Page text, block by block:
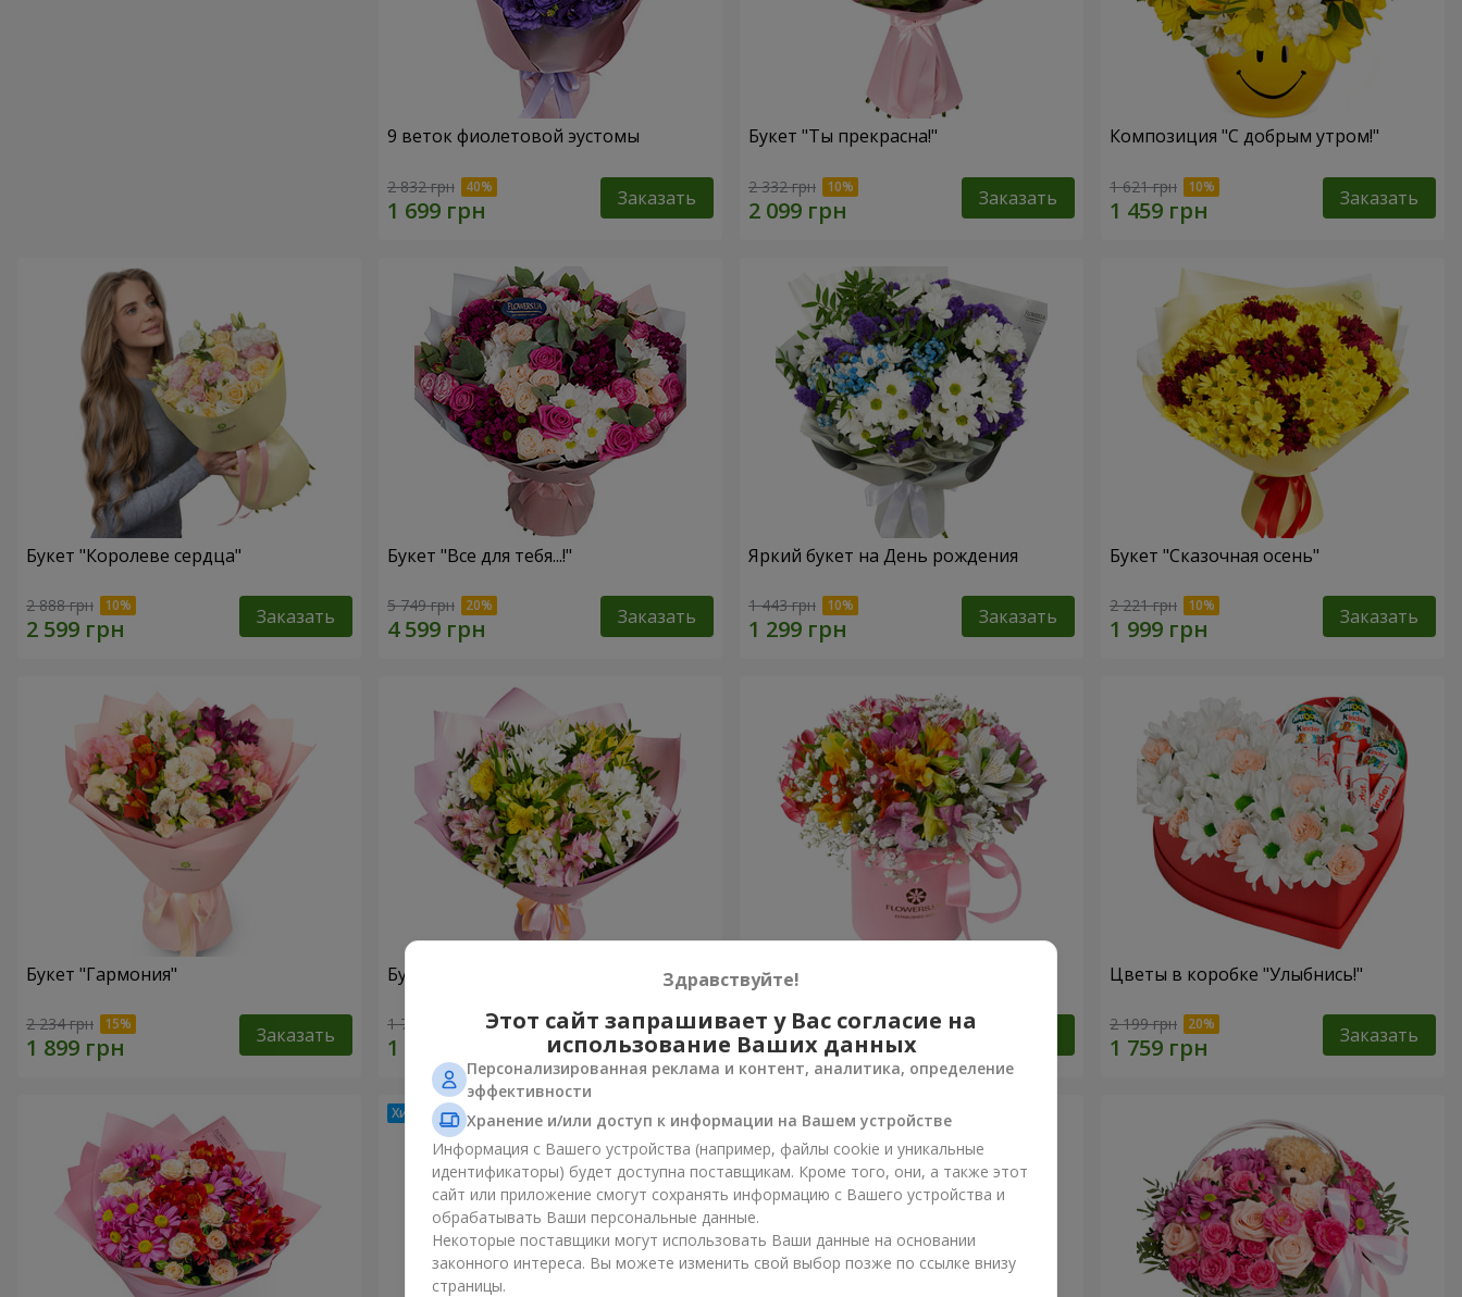
9 веток фиолетовой эустомы
2 832 грн Заказать
Букет "Ты прекрасна!"
2 332 грн Заказать
Композиция "С добрым утром!"
1 621 грн Заказать
Букет "Королеве сердца"
2 888 грн Заказать
Букет "Все для тебя...!"
5 749 грн Заказать
Яркий букет на День рождения
1 443 грн Заказать
Букет "Сказочная осень"
2 221 грн Заказать
Букет "Гармония"
2 234 грн Заказать
Букет цветов "Чудесное настроение"
1 732 грн Заказать
Цветы в коробке "Яркая фантазия"
2 305 грн
Цветы в коробке "Улыбнись!"
2 199 грн Заказать
Здравствуйте!
Этот сайт запрашивает у Вас согласие на
использование Ваших данных
Персонализированная реклама и контент, аналитика, определение
эффективности
Хранение и/или доступ к информации на Вашем устройстве
Информация с Вашего устройства (например, файлы cookie и уникальные
идентификаторы) будет доступна поставщикам. Кроме того, они, а также этот
сайт или приложение смогут сохранять информацию с Вашего устройства и
обрабатывать Ваши персональные данные.
Некоторые поставщики могут использовать Ваши данные на основании
законного интереса. Вы можете изменить свой выбор позже по ссылке внизу
страницы.